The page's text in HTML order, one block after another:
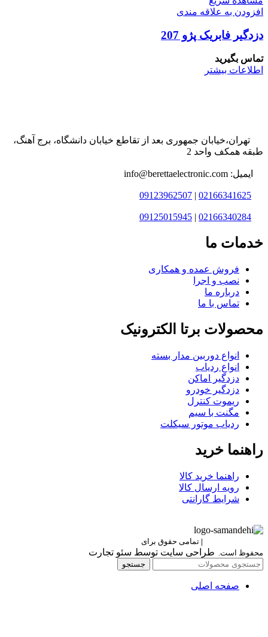
افزودن به علاقه مندی
دزدگیر فابریک پژو 207
تماس بگیرید
اطلاعات بیشتر
تهران،خیابان جمهوری بعد از تقاطع خیابان دانشگاه، برج آهنگ،
طبقه همکف واحد 2
ایمیل: info@berettaelectronic.com
02166341625
|
09123962507
02166340284
|
09125015945
خدمات ما
فروش عمده و همکاری
نصب و اجرا
درباره ما
تماس با ما
محصولات برتا الکترونیک
انواع دوربین مدار بسته
انواع ردیاب
دزدگیر اماکن
دزدگیر خودرو
ریموت کنترل
مگنت با سیم
ردیاب موتور سیکلت
راهنما خرید
راهنما خرید کالا
رویه ارسال کالا
شرایط گارانتی
| تمامی حقوق برای
محفوظ است. طراحی سایت توسط سئو تجارت
جستجو
صفحه اصلی